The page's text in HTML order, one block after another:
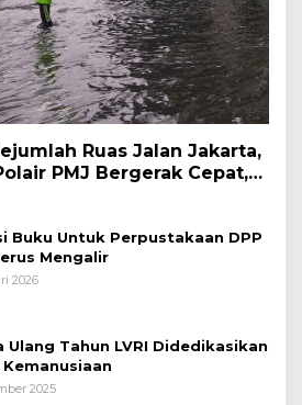
Ruas Jalan Jakarta,
PMJ Bergerak Cepat,
Personel Secara
Buku Untuk Perpustakaan DPP
Mengalir
2026
Ulang Tahun LVRI Didedikasikan
2025